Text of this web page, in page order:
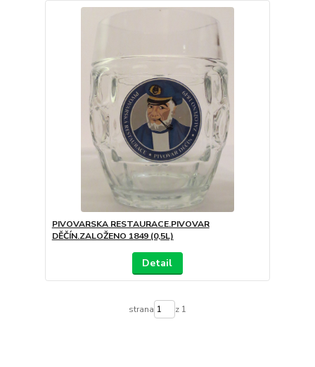
PIVOVARSKA RESTAURACE.PIVOVAR
DĚČÍN.ZALOŽENO 1849 (0,5L)
Detail
strana z 1